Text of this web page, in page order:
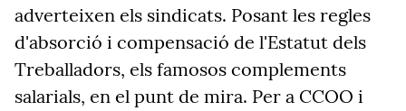
adverteixen els sindicats. Posant les regles
d'absorció i compensació de l'Estatut dels
Treballadors, els famosos complements
salarials, en el punt de mira. Per a CCOO i